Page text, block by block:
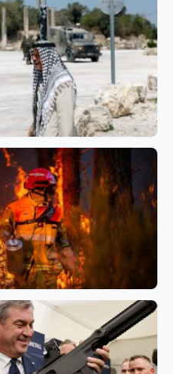
จริตสอบข้าราชการท้องถิ่น
เป็นอาวุธยึดพื้นที่เวสต์
ฟป่า แต่ใครคือผู้รับผิดชอบ?